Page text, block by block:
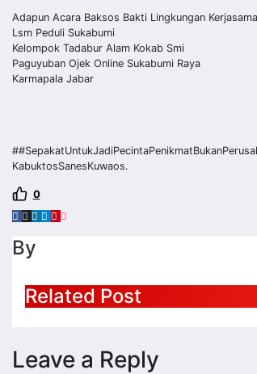
Adapun Acara Baksos Bakti Lingkungan
Lsm Peduli Sukabumi
Kelompok Tadabur Alam Kokab Smi
Paguyuban Ojek Online Sukabumi Raya
Karmapala Jabar
KabuktosSanesKuwaos.
0
By
Related Post
Leave a Reply